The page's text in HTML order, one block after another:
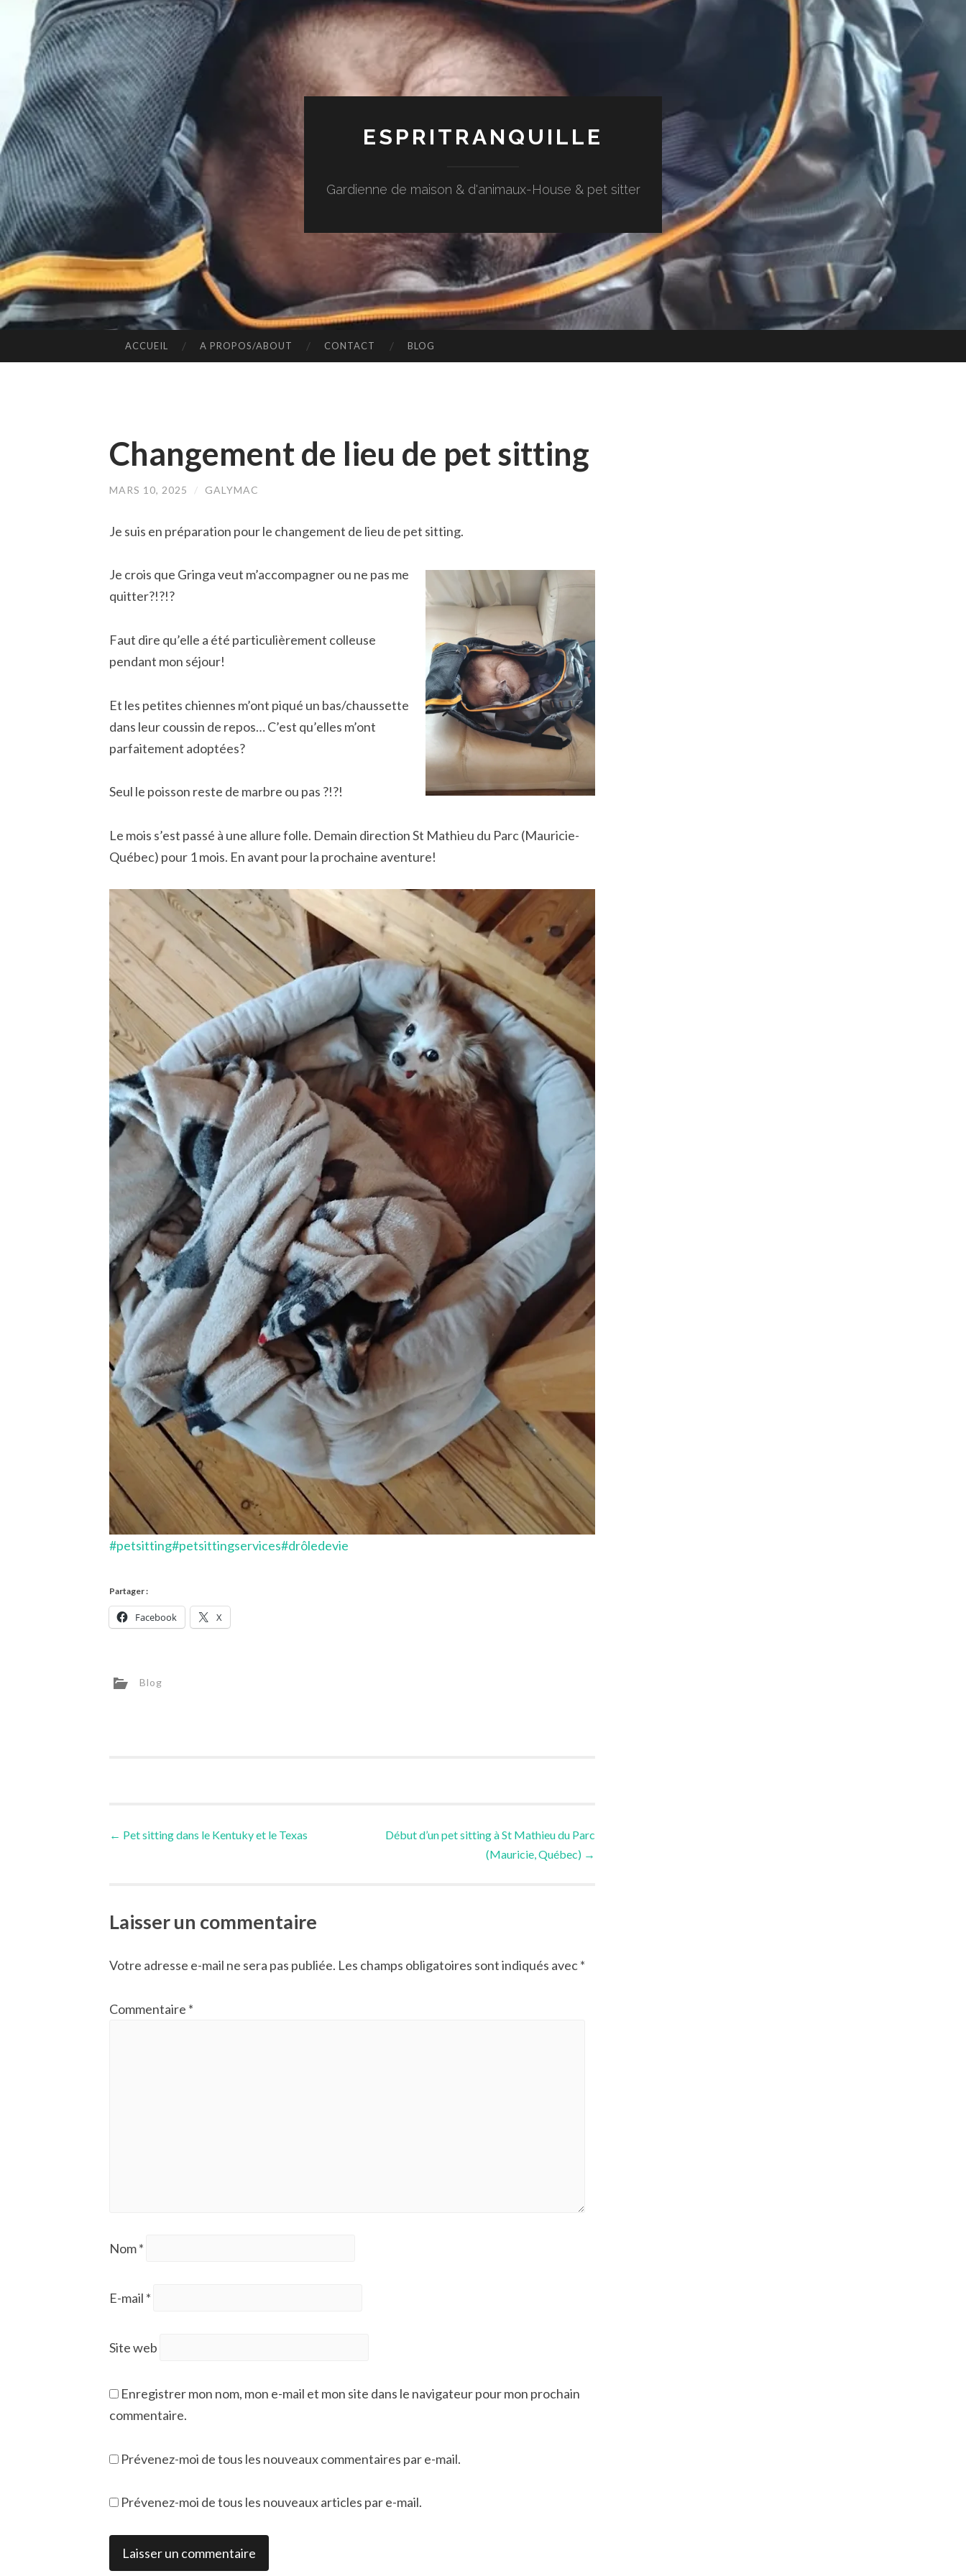
ESPRITRANQUILLE
Gardienne de maison & d'animaux-House & pet sitter
TO
ACCUEIL A PROPOS/ABOUT CONTACT BLOG
Changement de lieu de pet sitting
MARS 10, 2025 / GALYMAC
Je suis en préparation pour le changement de lieu de pet sitting.
Je crois que Gringa veut m’accompagner ou ne pas me
quitter?!?!?
Faut dire qu’elle a été particulièrement colleuse
pendant mon séjour!
Et les petites chiennes m’ont piqué un bas/chaussette
dans leur coussin de repos… C’est qu’elles m’ont
parfaitement adoptées?
Seul le poisson reste de marbre ou pas ?!?!
Le mois s’est passé à une allure folle. Demain direction St Mathieu du Parc (Mauricie-
Québec) pour 1 mois. En avant pour la prochaine aventure!
#petsitting#petsittingservices#drôledevie
Partager :
Facebook X
Blog
Post
← Pet sitting dans le Kentuky et le Texas
Début d’un pet sitting à St Mathieu du Parc
(Mauricie, Québec) →
Laisser un commentaire
Votre adresse e-mail ne sera pas publiée. Les champs obligatoires sont indiqués avec*
Commentaire *
Nom*
E-mail *
Site web
Enregistrer mon nom, mon e-mail et mon site dans le navigateur pour mon prochain
commentaire.
Prévenez-moi de tous les nouveaux commentaires par e-mail.
Prévenez-moi de tous les nouveaux articles par e-mail.